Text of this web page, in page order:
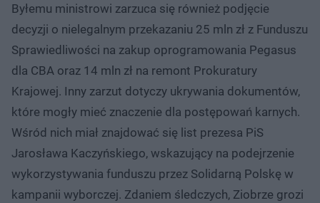
Byłemu ministrowi zarzuca się również podjęcie
decyzji o nielegalnym przekazaniu 25 mln zł z Funduszu
Sprawiedliwości na zakup oprogramowania Pegasus
dla CBA oraz 14 mln zł na remont Prokuratury
Krajowej. Inny zarzut dotyczy ukrywania dokumentów,
które mogły mieć znaczenie dla postępowań karnych.
Wśród nich miał znajdować się list prezesa PiS
Jarosława Kaczyńskiego, wskazujący na podejrzenie
wykorzystywania funduszu przez Solidarną Polskę w
kampanii wyborczej. Zdaniem śledczych, Ziobrze grozi